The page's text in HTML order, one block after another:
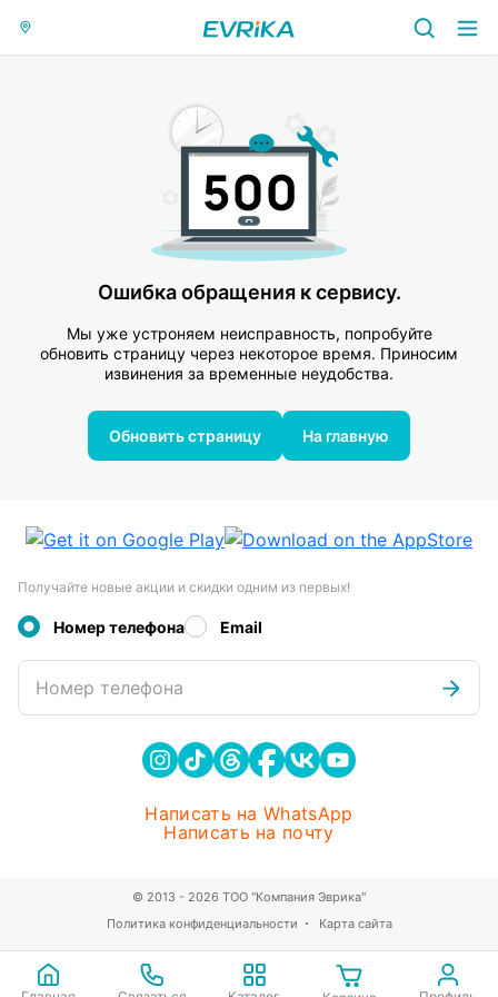
Ошибка обращения к сервису.
Мы уже устроняем неисправность, попробуйте
обновить страницу через некоторое время. Приносим
извинения за временные неудобства.
Обновить страницу На главную
Получайте новые акции и скидки одним из первых!
Номер телефона Email
Номер телефона
Написать на WhatsApp
Написать на почту
Политика конфиденциальности Карта сайта
© 2013 - 2026 ТОО "Компания Эврика"